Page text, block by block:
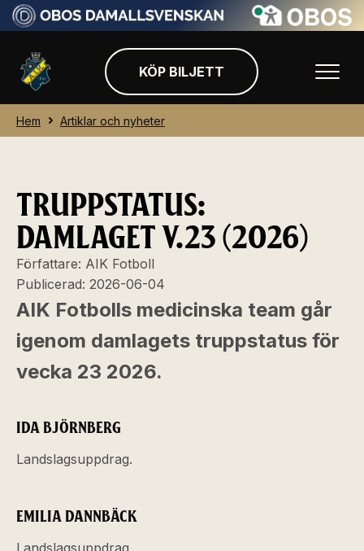
KÖP BILJETT
Hem Artiklar och nyheter
TRUPPSTATUS:
DAMLAGET V.23 (2026)
Författare: AIK Fotboll
Publicerad: 2026-06-04
AIK Fotbolls medicinska team går
igenom damlagets truppstatus för
vecka 23 2026.
IDA BJÖRNBERG
Landslagsuppdrag.
EMILIA DANNBÄCK
Landslagsuppdrag.